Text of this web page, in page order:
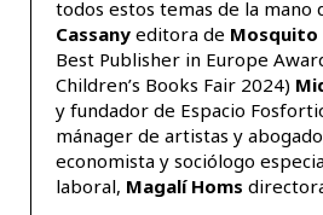
todos estos temas de la mano
Cassany editora de Mosquito
Best Publisher in Europe
Children’s Books Fair 2024)
y fundador de Espacio
mánager de artistas y
economista y sociólogo
laboral, Magalí Homs